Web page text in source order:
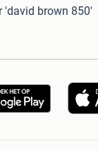
'david brown 850'